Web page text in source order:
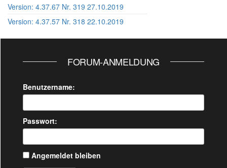
Version: 4.37.67 Nr. 319 27.10.2019
Version: 4.37.57 Nr. 318 22.10.2019
FORUM-ANMELDUNG
Benutzername:
Passwort:
Angemeldet bleiben